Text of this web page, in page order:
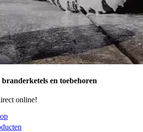
en toebehoren
online!